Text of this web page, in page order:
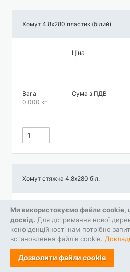
Ми використовуємо файли
досвід. Для дотримання нової
конфіденційності нам потрібно
встановлення файлів cookie.
Дозволити файли cookie
Хомут 4.8х280 пластик (білий)
Ціна
Вага
0.000 кг
Сума з ПДВ
Хомут стяжка 4.8х280 біл.
Ціна
Вага
0.000 кг
Сума з ПДВ